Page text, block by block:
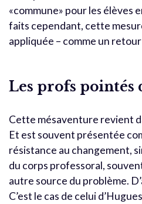
«commune» pour les élèves
faits cependant, cette
appliquée – comme un
Les profs pointés
Cette mésaventure revient
Et est souvent présentée
résistance au changement,
du corps professoral,
autre source du problème.
C’est le cas de celui